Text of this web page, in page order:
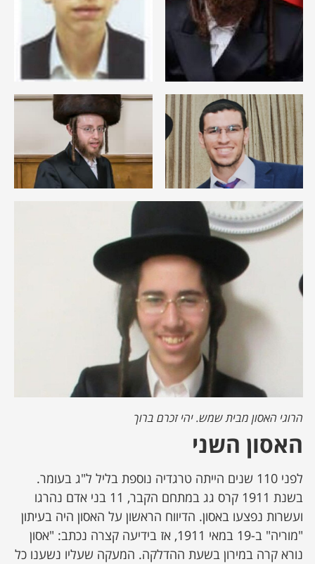
הרוגי האסון מבית שמש. יהי זכרם ברוך
האסון השני
לפני 110 שנים הייתה טרגדיה נוספת בליל ל"ג בעומר.
בשנת 1911 קרס גג במתחם הקבר, 11 בני אדם נהרגו
ועשרות נפצעו באסון. הדיווח הראשון על האסון היה בעיתון
"מוריה" ב-19 במאי 1911, אז בידיעה קצרה נכתב: "אסון
נורא קרה במירון בשעת ההדלקה. המעקה שעליו נשענו כל